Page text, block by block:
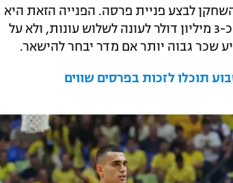
לבצע פניית פרסה. הפנייה הזאת היא
בהצעה הרשמית האחרונה שהוגשה על השולחן, של כ-3 מיליון דולר לעונה לשלוש עונות, ולא על
שכר גבוה יותר אם מדר יבחר להישאר.
תוכלו לזכות בפרסים שווים